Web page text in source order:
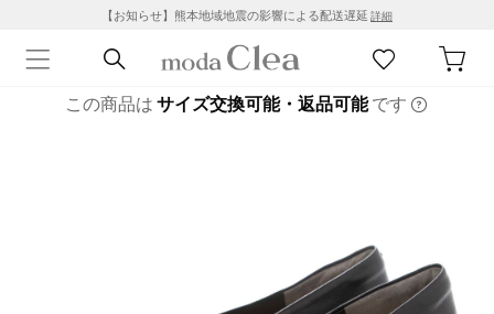
【お知らせ】熊本地域地震の影響による配送遅延 詳細
この商品は サイズ交換可能・返品可能です